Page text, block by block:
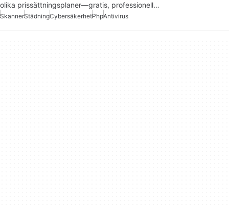
olika prissättningsplaner—gratis, professionell…
SkannerStädningCybersäkerhetPhpAntivirus